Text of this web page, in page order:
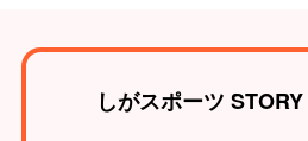
しがスポーツ